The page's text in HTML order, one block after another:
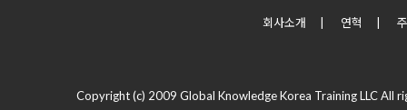
회사소개 연혁
Copyright (c) 2009 Global Knowledge Korea Training LLC All